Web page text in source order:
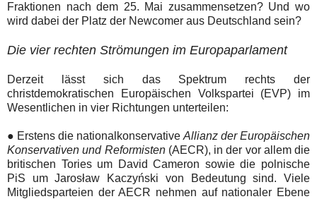
Fraktionen nach dem 25. Mai zusammensetzen? Und wo
wird dabei der Platz der Newcomer aus Deutschland sein?
Die vier rechten Strömungen im Europaparlament
Derzeit lässt sich das Spektrum rechts der
christdemokratischen Europäischen Volkspartei (EVP) im
Wesentlichen in vier Richtungen unterteilen:
● Erstens die nationalkonservative Allianz der Europäischen
Konservativen und Reformisten(AECR), in der vor allem die
britischen Tories um David Cameron sowie die polnische
PiS umJarosław Kaczyński von Bedeutung sind. Viele
Mitgliedsparteien der AECR nehmen auf nationaler Ebene